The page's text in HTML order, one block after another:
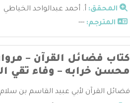
المحقق: أ. أحمد عبدالواحد الخياطي
المترجم: ---
كتاب فضائل القرآن –
محسن خرابه – وفاء تقي
فضائل القرآن لأبي عبيد القاسم بن